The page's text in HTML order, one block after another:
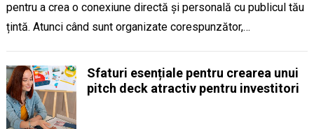
pentru a crea o conexiune directă și personală cu publicul tău
țintă. Atunci când sunt organizate corespunzător,…
Sfaturi esențiale pentru crearea unui
pitch deck atractiv pentru investitori